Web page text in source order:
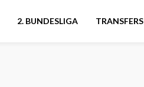
2. BUNDESLIGA TRANSFERS